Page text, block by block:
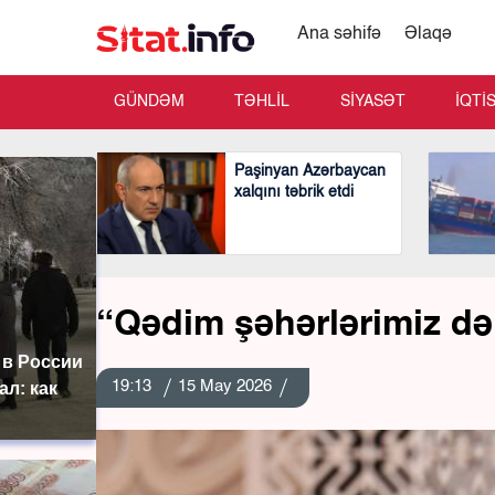
России
как
Ana səhifə Əlaqə
GÜNDƏM TƏHLİL SİYASƏT
Paşinyan Azərbaycan
xalqını təbrik etdi
“Qədim şəhərlərimiz
19:13 15 May 2026